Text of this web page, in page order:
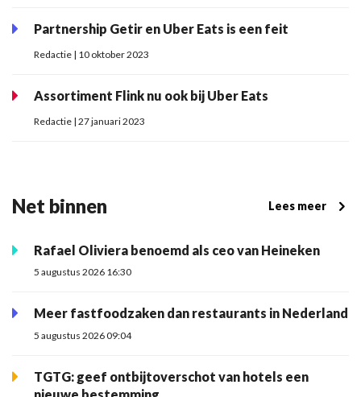
Partnership Getir en Uber Eats is een feit
Redactie | 10 oktober 2023
Assortiment Flink nu ook bij Uber Eats
Redactie | 27 januari 2023
Net binnen Lees meer
Rafael Oliviera benoemd als ceo van Heineken
5 augustus 2026 16:30
Meer fastfoodzaken dan restaurants in Nederland
5 augustus 2026 09:04
TGTG: geef ontbijtoverschot van hotels een
nieuwe bestemming